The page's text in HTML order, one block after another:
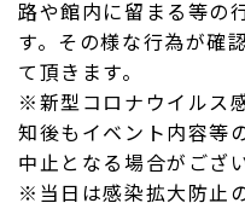
路や館内に留まる等の
す。その様な行為が確
て頂きます。
※新型コロナウイルス
知後もイベント内容等
中止となる場合がござ
※当日は感染拡大防止